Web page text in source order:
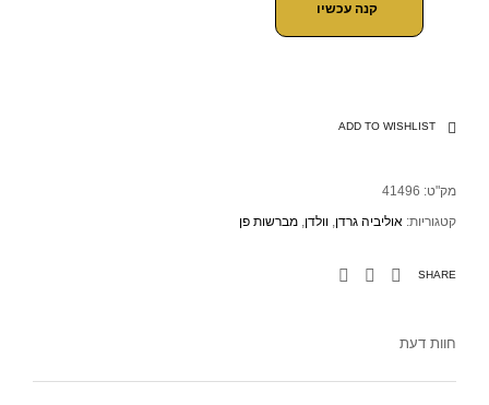
קנה עכשיו
ADD TO WISHLIST
מק"ט: 41496
קטגוריות: אוליביה גרדן, וולדן, מברשות פן
SHARE
חוות דעת